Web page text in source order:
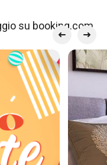
su booking.com